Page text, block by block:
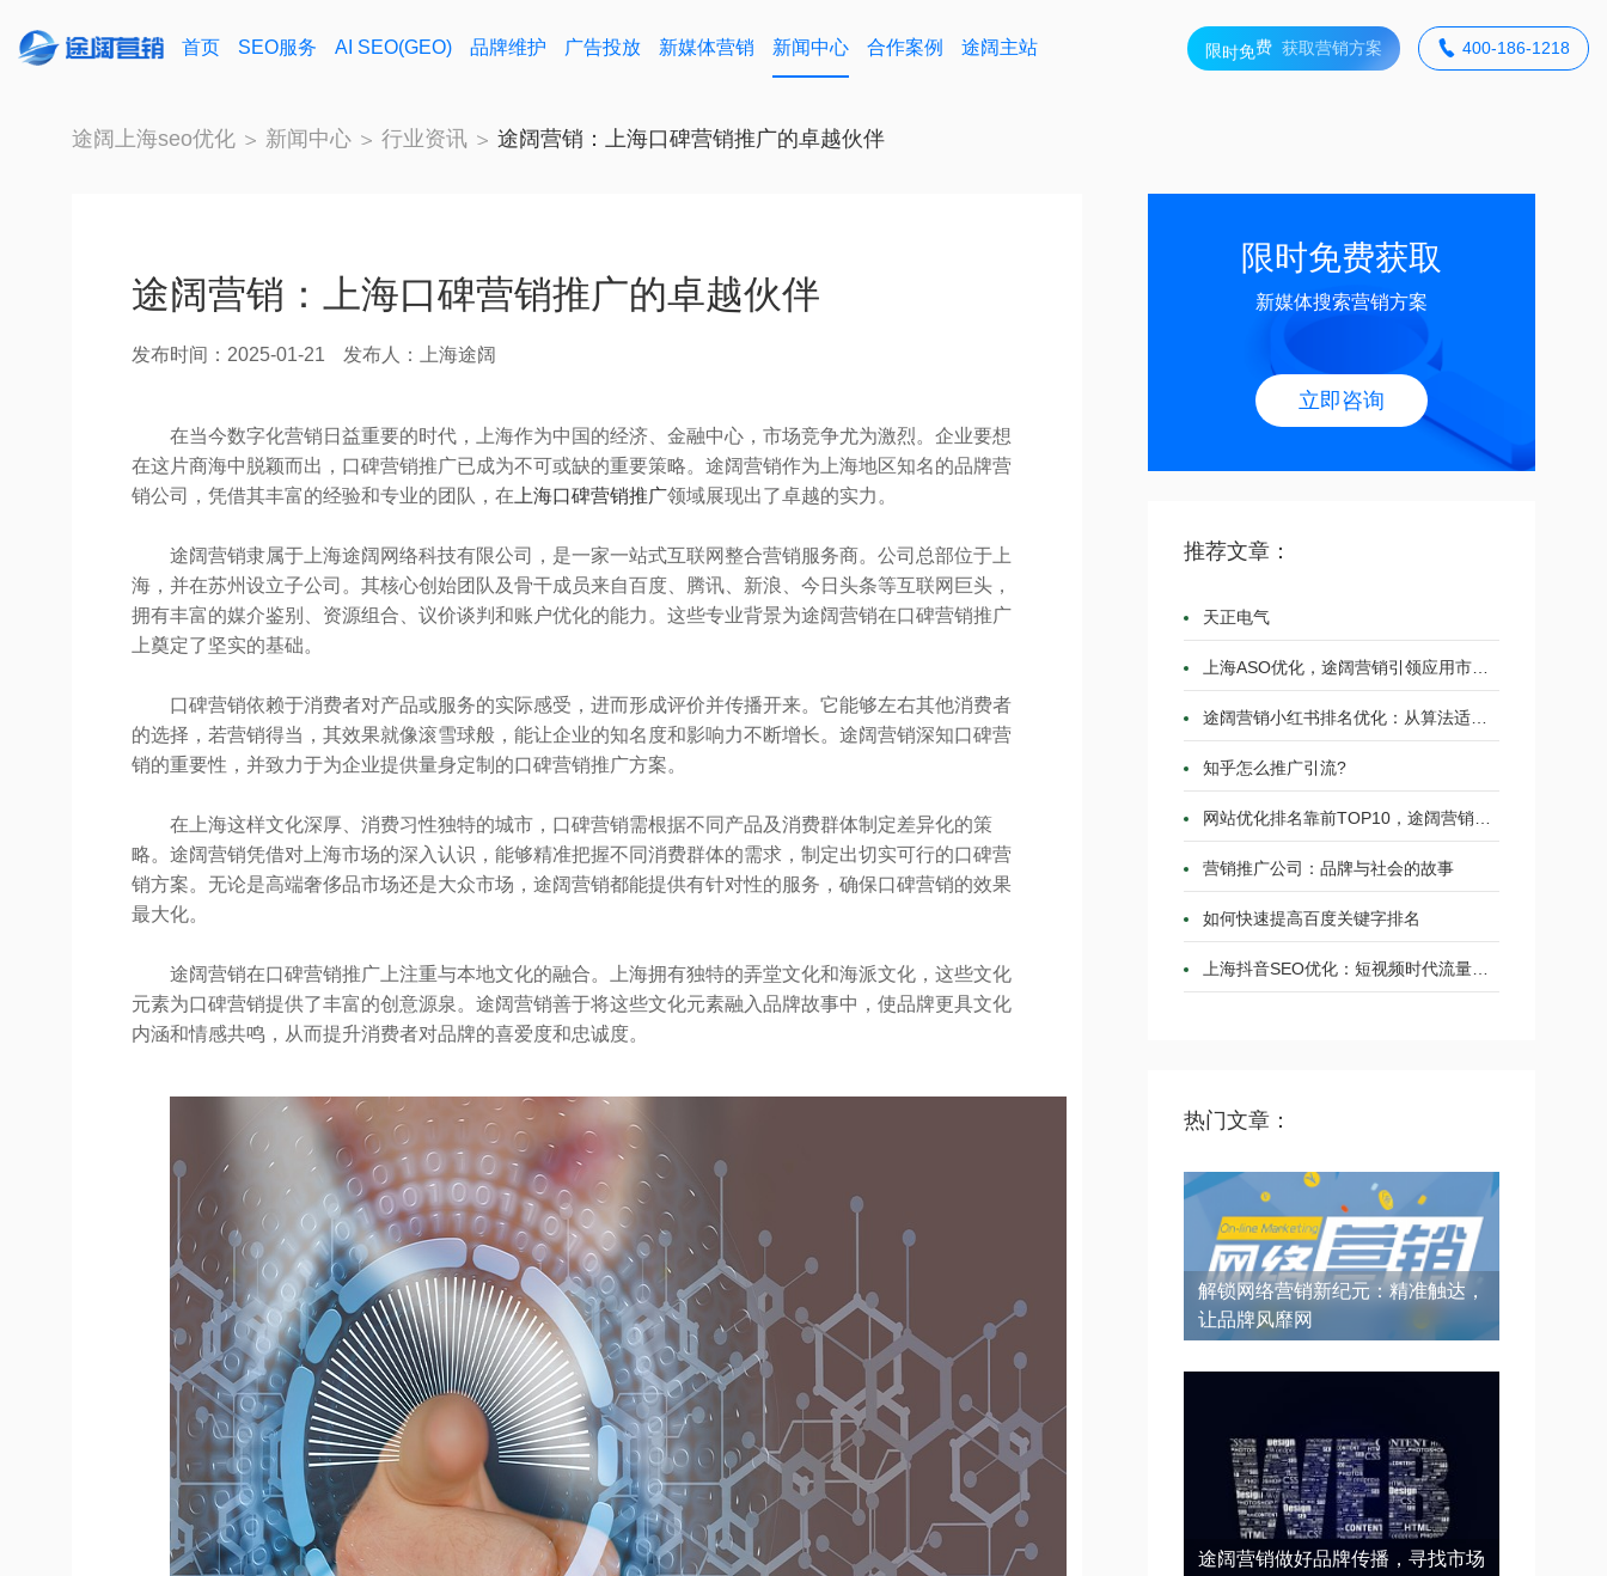
首页 SEO服务 AI SEO(GEO) 品牌维护 广告投放 新媒体营销 新闻中心 合作案例 途阔主站 限时免费 获取营销方案  400-186-1218
途阔上海seo优化 新闻中心 行业资讯 途阔营销：上海口碑营销推广的卓越伙伴
途阔营销：上海口碑营销推广的卓越伙伴
发布时间：2025-01-21 发布人：上海途阔
在当今数字化营销日益重要的时代，上海作为中国的经济、金融中心，市场竞争尤为激烈。企业要想
在这片商海中脱颖而出，口碑营销推广已成为不可或缺的重要策略。途阔营销作为上海地区知名的品牌营
销公司，凭借其丰富的经验和专业的团队，在 上海口碑营销推广领域展现出了卓越的实力。
途阔营销隶属于上海途阔网络科技有限公司，是一家一站式互联网整合营销服务商。公司总部位于上
海，并在苏州设立子公司。其核心创始团队及骨干成员来自百度、腾讯、新浪、今日头条等互联网巨头，
拥有丰富的媒介鉴别、资源组合、议价谈判和账户优化的能力。这些专业背景为途阔营销在口碑营销推广
上奠定了坚实的基础。
口碑营销依赖于消费者对产品或服务的实际感受，进而形成评价并传播开来。它能够左右其他消费者
的选择，若营销得当，其效果就像滚雪球般，能让企业的知名度和影响力不断增长。途阔营销深知口碑营
销的重要性，并致力于为企业提供量身定制的口碑营销推广方案。
在上海这样文化深厚、消费习性独特的城市，口碑营销需根据不同产品及消费群体制定差异化的策
略。途阔营销凭借对上海市场的深入认识，能够精准把握不同消费群体的需求，制定出切实可行的口碑营
销方案。无论是高端奢侈品市场还是大众市场，途阔营销都能提供有针对性的服务，确保口碑营销的效果
最大化。
途阔营销在口碑营销推广上注重与本地文化的融合。上海拥有独特的弄堂文化和海派文化，这些文化
元素为口碑营销提供了丰富的创意源泉。途阔营销善于将这些文化元素融入品牌故事中，使品牌更具文化
内涵和情感共鸣，从而提升消费者对品牌的喜爱度和忠诚度。
限时免费获取
新媒体搜索营销方案
立即咨询
推荐文章：
天正电气
上海ASO优化，途阔营销引领应用市场的蓝海战略
途阔营销小红书排名优化：从算法适配到流量霸
知乎怎么推广引流?
网站优化排名靠前TOP10，途阔营销从策略到实践的
营销推广公司：品牌与社会的故事
如何快速提高百度关键字排名
上海抖音SEO优化：短视频时代流量增长的必修课
热门文章：
解锁网络营销新纪元：精准触达，
让品牌风靡网
途阔营销做好品牌传播，寻找市场